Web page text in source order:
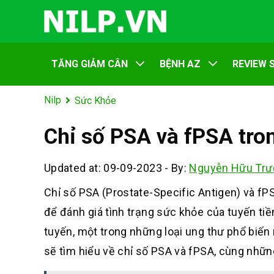
TĂNG GIẢM CÂN BỆNH AZ REVIEW
Nilp Sức Khỏe
Chỉ số PSA và fPSA
Updated at: 09-09-2023 - By: Nguyễn Hữu
Chỉ số PSA (Prostate-Specific Antigen) và
để đánh giá tình trạng sức khỏe của tuyến
tuyến, một trong những loại ung thư phổ
sẽ tìm hiểu về chỉ số PSA và fPSA, cùng